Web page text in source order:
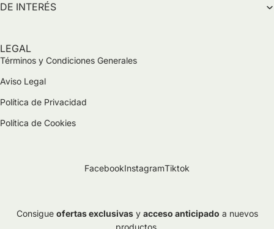
DE INTERÉS
LEGAL
Términos y Condiciones Generales
Aviso Legal
Política de Privacidad
Política de Cookies
FacebookInstagramTiktok
Consigue ofertas exclusivasy acceso anticipado a nuevos